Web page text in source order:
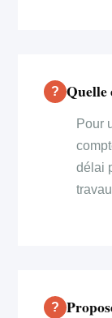
Quelle
Pour
délai